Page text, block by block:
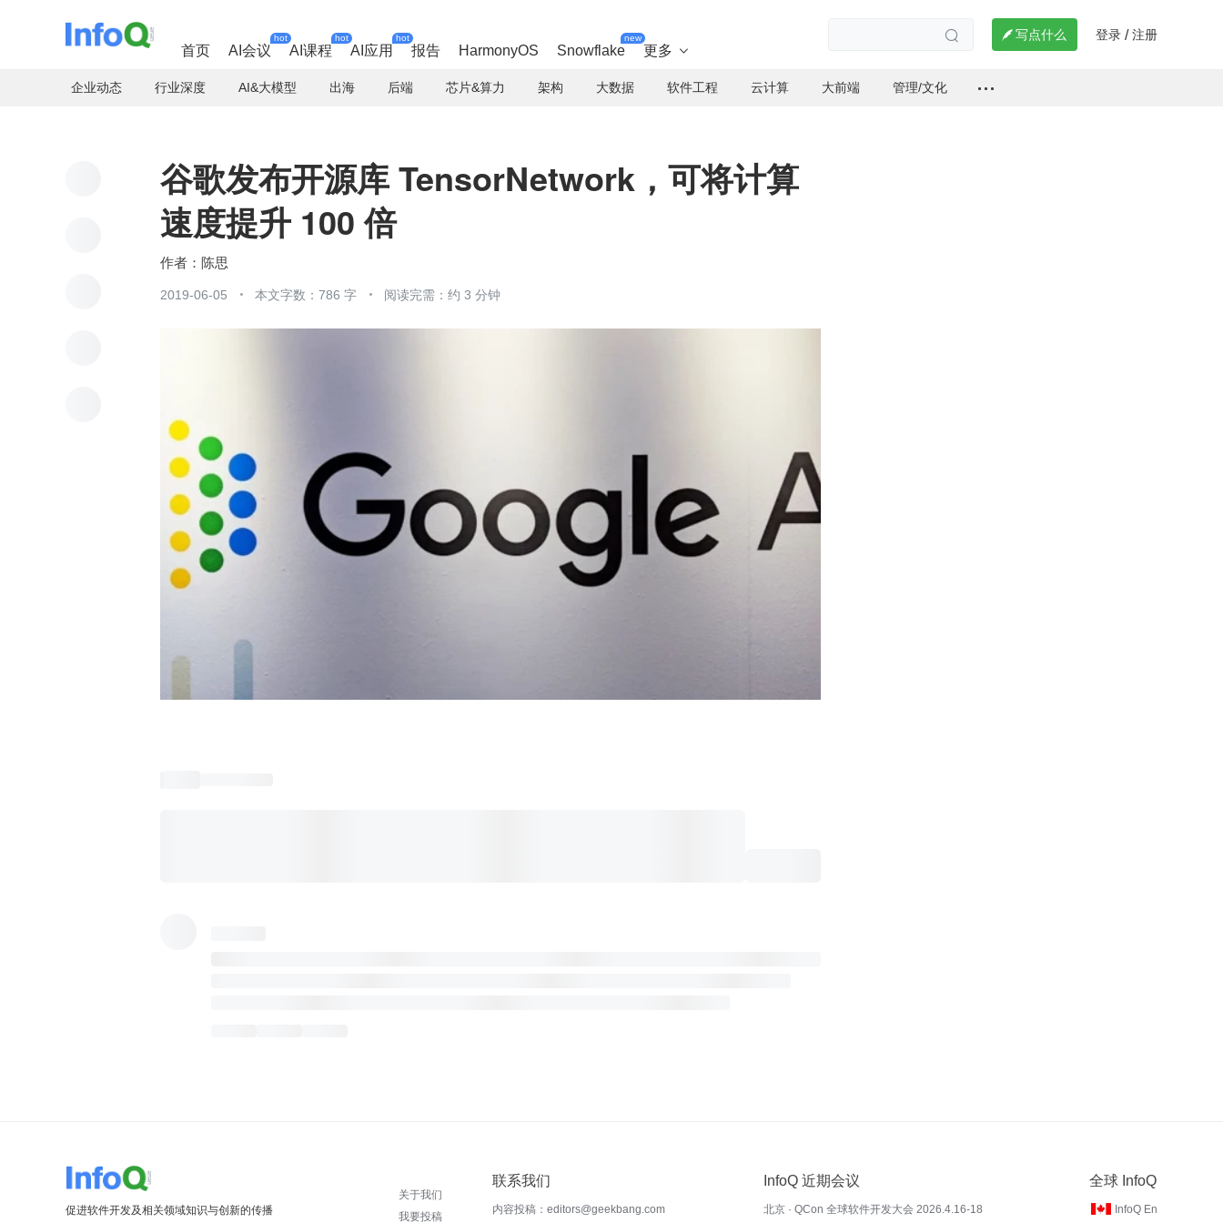
首页 AI会议
hot
AI课程
hot
AI应用
hot
报告 HarmonyOS Snowflake
new
更多 
  写点什么 登录 / 注册
企业动态 行业深度 AI&大模型 出海 后端 芯片&算力 架构 大数据 软件工程 云计算 大前端 管理/文化
谷歌发布开源库 TensorNetwork，可将计算
速度提升 100 倍
陈思
2019-06-05 本文字数：786 字 阅读完需：约 3 分钟
促进软件开发及相关领域知识与创新的传播
关于我们
我要投稿
联系我们
内容投稿：editors@geekbang.com
InfoQ 近期会议
北京 · QCon 全球软件开发大会 2026.4.16-18
全球 InfoQ
InfoQ En